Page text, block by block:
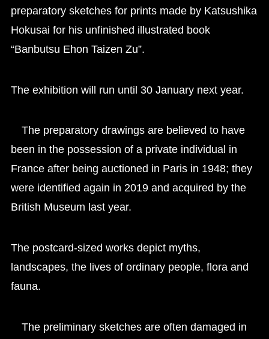
preparatory sketches for prints made by Katsushika
Hokusai for his unfinished illustrated book
“Banbutsu Ehon Taizen Zu”.
The exhibition will run until 30 January next year.
The preparatory drawings are believed to have
been in the possession of a private individual in
France after being auctioned in Paris in 1948; they
were identified again in 2019 and acquired by the
British Museum last year.
The postcard-sized works depict myths,
landscapes, the lives of ordinary people, flora and
fauna.
The preliminary sketches are often damaged in